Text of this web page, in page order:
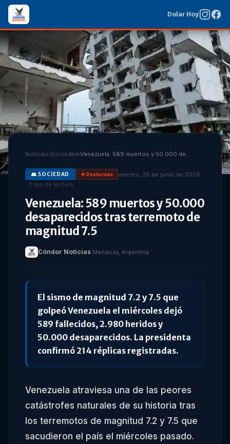
Dolar Hoy
Noticias›Sociedad› Venezuela: 589 muertos y 50.000 desaparecidos tras terremoto de magnitud 7.5
👥 SOCIEDAD ★ Destacada
viernes, 26 de junio de 2026
· 2 min de lectura
Venezuela: 589 muertos y 50.000
desaparecidos tras terremoto de
magnitud 7.5
Cóndor Noticias·Mendoza, Argentina
El sismo de magnitud 7.2 y 7.5 que
golpeó Venezuela el miércoles dejó
589 fallecidos, 2.980 heridos y
50.000 desaparecidos. La presidenta
confirmó 214 réplicas registradas.
Venezuela atraviesa una de las peores
catástrofes naturales de su historia tras
los terremotos de magnitud 7.2 y 7.5 que
sacudieron el país el miércoles pasado.